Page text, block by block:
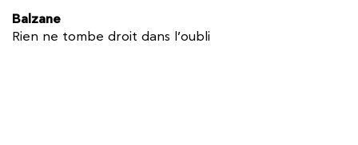
Balzane
Rien ne tombe droit dans l’oubli